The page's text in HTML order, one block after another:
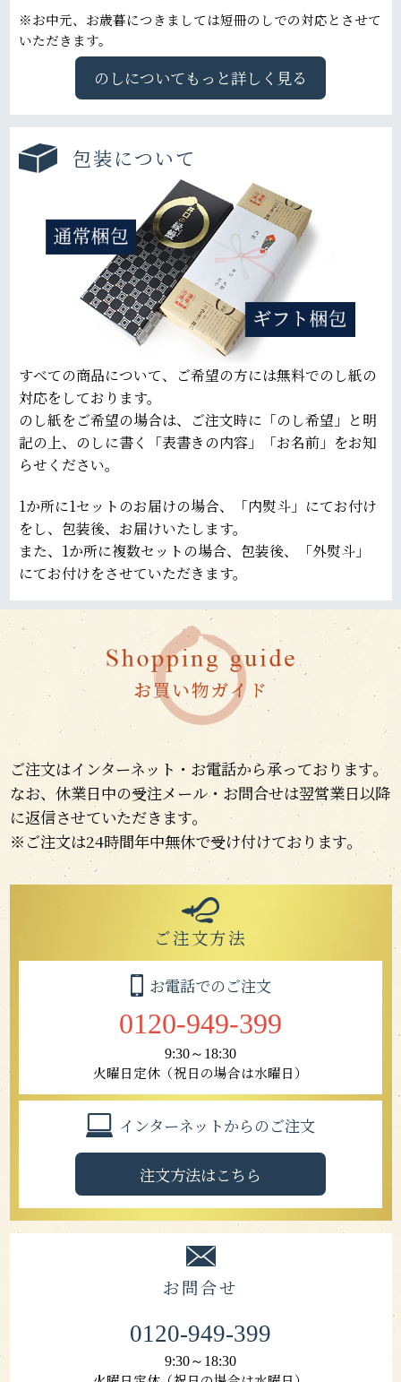
※お中元、お歳暮につきましては短冊のしでの対応とさせて
いただきます。
のしについてもっと詳しく見る
包装について
すべての商品について、ご希望の方には無料でのし紙の
対応をしております。
のし紙をご希望の場合は、ご注文時に「のし希望」と明
記の上、のしに書く「表書きの内容」「お名前」をお知
らせください。
1か所に1セットのお届けの場合、「内熨斗」にてお付け
をし、包装後、お届けいたします。
また、1か所に複数セットの場合、包装後、「外熨斗」
にてお付けをさせていただきます。
ご注文はインターネット・お電話から承っております。
なお、休業日中の受注メール・お問合せは翌営業日以降
に返信させていただきます。
※ご注文は24時間年中無休で受け付けております。
ご注文方法
お電話でのご注文
0120-949-399
9:30～18:30
火曜日定休（祝日の場合は水曜日）
インターネットからのご注文
注文方法はこちら
お問合せ
0120-949-399
9:30～18:30